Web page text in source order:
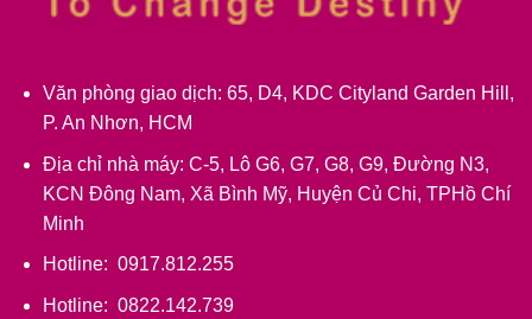
Văn phòng giao dịch: 65, D4, KDC Cityland Garden Hill,
P. An Nhơn, HCM
Địa chỉ nhà máy: C-5, Lô G6, G7, G8, G9, Đường N3,
KCN Đông Nam, Xã Bình Mỹ, Huyện Củ Chi, TPHồ Chí
Minh
Hotline: 0917.812.255
Hotline: 0822.142.739